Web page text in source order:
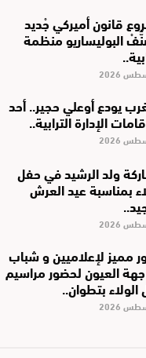
قانون أميركي جْديد
البوليساريو منظمة
يودع أوعلي حجير.. أحد
الإدارة الترابية..
ولد الرشيد في حفل
بمناسبة عيد العرش
مميز لإعلاميين و شباب
العيون لحضور مراسيم
بتطوان..